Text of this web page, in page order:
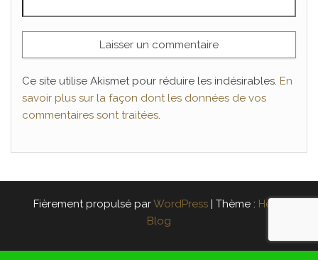
Ce site utilise Akismet pour réduire les indésirables. En
savoir plus sur la façon dont les données de vos
commentaires sont traitées.
Fièrement propulsé parWordPress | Thème : Head
Blog